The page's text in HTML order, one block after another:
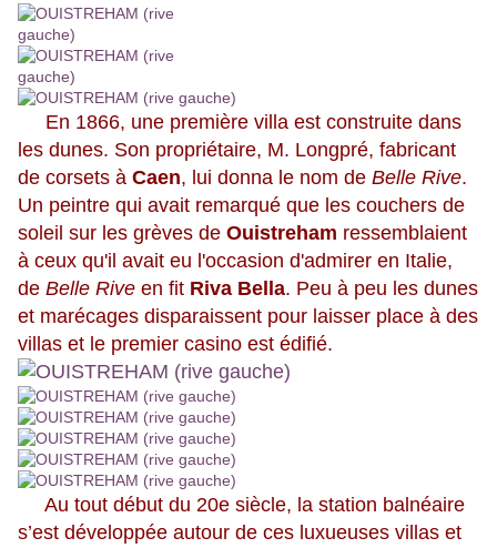
En 1866, une première villa est construite dans
les dunes. Son propriétaire, M. Longpré, fabricant
de corsets à Caen, lui donna le nom de Belle Rive.
Un peintre qui avait remarqué que les couchers de
soleil sur les grèves de Ouistreham ressemblaient
à ceux qu'il avait eu l'occasion d'admirer en Italie,
de Belle Rive en fit Riva Bella. Peu à peu les dunes
et marécages disparaissent pour laisser place à des
villas et le premier casino est édifié.
Au tout début du 20e siècle, la station balnéaire
s’est développée autour de ces luxueuses villas et